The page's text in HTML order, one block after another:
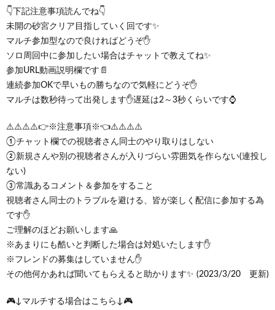
👇下記注意事項読んでね👇
未開の砂宮クリア目指していく回です✨
マルチ参加型なので良ければどうぞ✋
ソロ周回中に参加したい場合はチャットで教えてね✨
参加URL動画説明欄です​📄
連続参加OKで早いもの勝ちなので気軽にどうぞ✋
マルチは数秒待って出発します✋遅延は2～3秒くらいです⌚
⚠️⚠️⚠️⚠️👉※注意事項※👈⚠️⚠️⚠️⚠️
①チャット欄での視聴者さん同士のやり取りはしない
②新規さんや別の視聴者さんが入りづらい雰囲気を作らない(連投し
ない)
③常識あるコメント＆参加をすること
視聴者さん同士のトラブルを避ける、皆が楽しく配信に参加する為
です✋
ご理解のほどお願いします🙏
※あまりにも酷いと判断した場合は対処いたします✋
※フレンドの募集はしていません✋
その他何かあれば聞いてもらえると助かります✨ (2023/3/20 更新)
🎮↓マルチする場合はこちら↓🎮